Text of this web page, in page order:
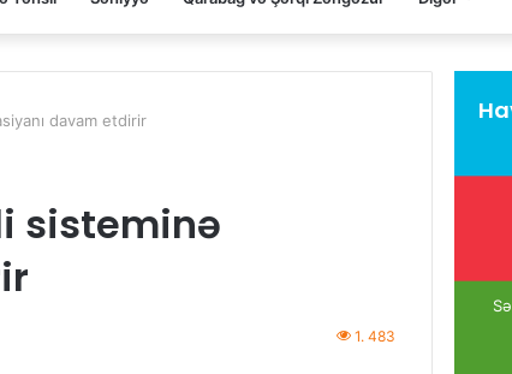
davam etdirir
sisteminə
1. 483